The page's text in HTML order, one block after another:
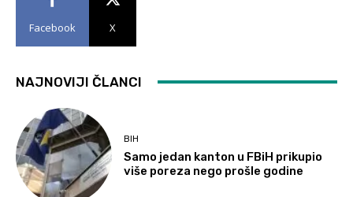
Facebook X
NAJNOVIJI ČLANCI
BIH
Samo jedan kanton u FBiH prikupio
više poreza nego prošle godine